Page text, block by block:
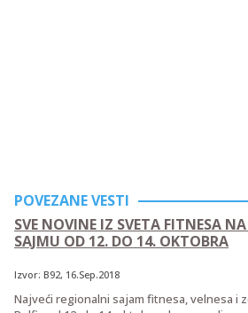
POVEZANE VESTI
SVE NOVINE IZ SVETA FITNESA
SAJMU OD 12. DO 14. OKTOBRA
Izvor: B92, 16.Sep.2018
Najveći regionalni sajam fitnesa, velnesa i